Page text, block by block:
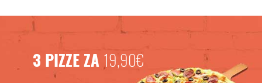
3 PIZZE ZA 19,90€